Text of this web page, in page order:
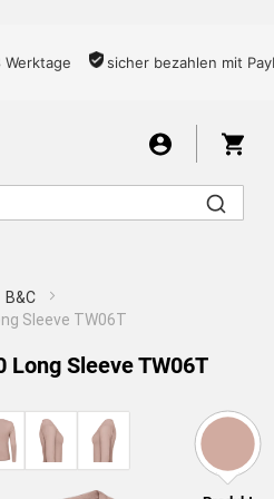
sicher bezahlen mit
Kinder
B&C
Sleeve TW06T
Long Sleeve TW06T
Motiven
empfehlen wir Ihnen,
Auflösung nicht
Bild weiter zu
in einer höheren
in Kauf